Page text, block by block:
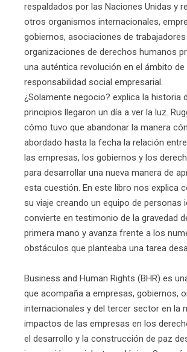
respaldados por las Naciones Unidas y
otros organismos internacionales,
gobiernos, asociaciones de
organizaciones de derechos humanos
una auténtica revolución en el ámbito de
responsabilidad social empresarial.
¿Solamente negocio? explica la historia
principios llegaron un día a ver la luz.
cómo tuvo que abandonar la manera
abordado hasta la fecha la relación
las empresas, los gobiernos y los
para desarrollar una nueva manera de
esta cuestión. En este libro nos explica
su viaje creando un equipo de personas
convierte en testimonio de la gravedad
primera mano y avanza frente a los
obstáculos que planteaba una tarea
Business and Human Rights (BHR) es
que acompaña a empresas, gobiernos,
internacionales y del tercer sector en la
impactos de las empresas en los
el desarrollo y la construcción de paz